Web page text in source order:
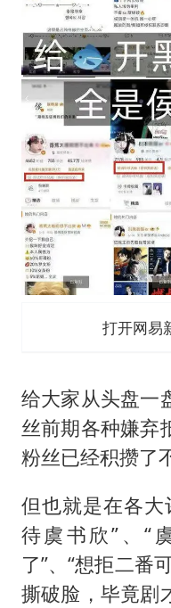
打开网易
给大家从头盘一
丝前期各种嫌弃
粉丝已经积攒了
但也就是在各大
待虞书欣”、“
了”、“想拒二番
撕破脸，毕竟剧